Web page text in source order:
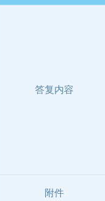
答复内容
附件